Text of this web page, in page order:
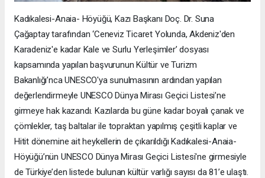
Kadıkalesi-Anaia- Höyüğü, Kazı Başkanı Doç. Dr. Suna
Çağaptay tarafından ‘Ceneviz Ticaret Yolunda, Akdeniz'den
Karadeniz'e kadar Kale ve Surlu Yerleşimler’ dosyası
kapsamında yapılan başvurunun Kültür ve Turizm
Bakanlığı’nca UNESCO'ya sunulmasının ardından yapılan
değerlendirmeyle UNESCO Dünya Mirası Geçici Listesi’ne
girmeye hak kazandı. Kazılarda bu güne kadar boyalı çanak ve
çömlekler, taş baltalar ile topraktan yapılmış çeşitli kaplar ve
Hitit dönemine ait heykellerin de çıkarıldığı Kadıkalesi-Anaia-
Höyüğü’nün UNESCO Dünya Mirası Geçici Listesi'ne girmesiyle
de Türkiye’den listede bulunan kültür varlığı sayısı da 81’e ulaştı.